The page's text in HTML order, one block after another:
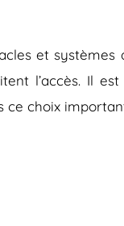
et systèmes
l’accès. Il
ce choix